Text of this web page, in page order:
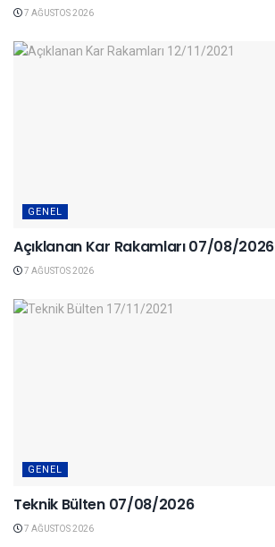
7 AĞUSTOS 2026
GENEL
Açıklanan Kar Rakamları 07/08/2026
7 AĞUSTOS 2026
GENEL
Teknik Bülten 07/08/2026
7 AĞUSTOS 2026